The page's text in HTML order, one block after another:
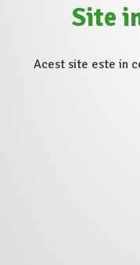
Site
Acest site este in